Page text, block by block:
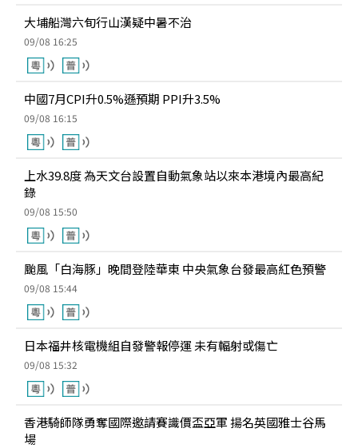
大埔船灣六旬行山漢疑中暑不治
09/08 16:25
中國7月CPI升0.5%遜預期 PPI升3.5%
09/08 16:15
上水39.8度 為天文台設置自動氣象站以來本港境內最高紀
錄
09/08 15:50
颱風「白海豚」晚間登陸華東 中央氣象台發最高紅色預警
09/08 15:44
日本福井核電機組自發警報停運 未有輻射或傷亡
09/08 15:32
香港騎師隊勇奪國際邀請賽識價盃亞軍 揚名英國雅士谷馬
場